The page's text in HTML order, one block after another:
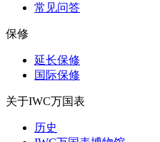
常见问答
保修
延长保修
国际保修
关于IWC万国表
历史